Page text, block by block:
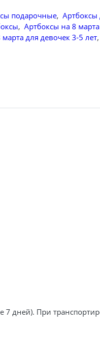
подарочные, Артбоксы
, Артбоксы на 8
для девочек 3-5 лет,
7 дней). При